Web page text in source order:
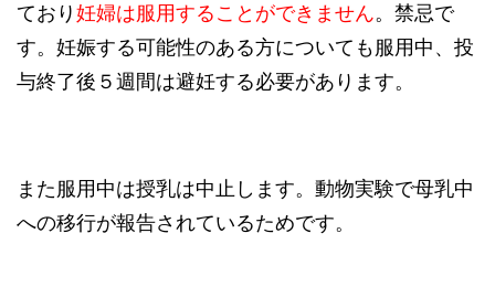
ており 妊婦は服用することができません。禁忌で
す。妊娠する可能性のある方についても服用中、投
与終了後５週間は避妊する必要があります。
また服用中は授乳は中止します。動物実験で母乳中
への移行が報告されているためです。